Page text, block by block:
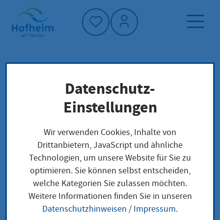
Startseite"
Dienstleistung-Finder
Lokale Anliegen
Aufenthaltserlaubnis aus familiären Gründen
Erteilung für den Familiennachzug eines
ausländischen Elternteils zu einem
minderjährigen Deutschen
Aufenthaltserlaubnis
Datenschutz-
Einstellungen
Wir verwenden Cookies, Inhalte von
Drittanbietern, JavaScript und ähnliche
Technologien, um unsere Website für Sie zu
optimieren. Sie können selbst entscheiden,
welche Kategorien Sie zulassen möchten.
Weitere Informationen finden Sie in unseren
Datenschutzhinweisen / Impressum.